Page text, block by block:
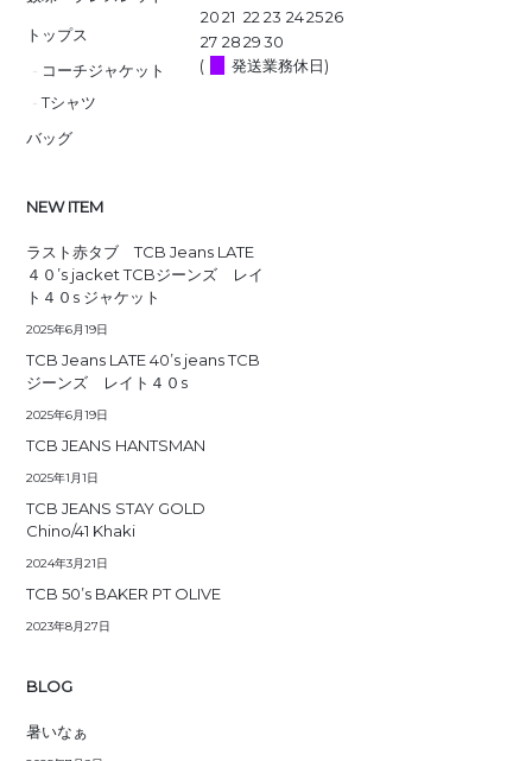
トップス
コーチジャケット
Tシャツ
バッグ
20 21 22 23 242526
27 28 29 30
(
発送業務休日)
NEW ITEM
ラスト赤タブ TCB Jeans LATE
４０’s jacket TCBジーンズ レイ
ト４０s ジャケット
2025年6月19日
TCB Jeans LATE 40’s jeans TCB
ジーンズ レイト４０s
2025年6月19日
TCB JEANS HANTSMAN
2025年1月1日
TCB JEANS STAY GOLD
Chino/41 Khaki
2024年3月21日
TCB 50’s BAKER PT OLIVE
2023年8月27日
BLOG
暑いなぁ